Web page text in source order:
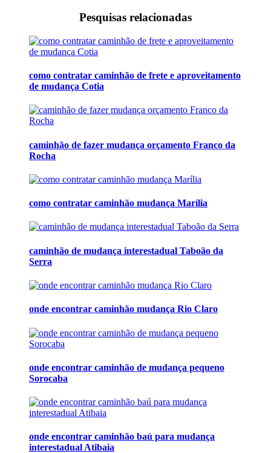
Pesquisas relacionadas
como contratar caminhão de frete e aproveitamento
de mudança Cotia
caminhão de fazer mudança orçamento Franco da
Rocha
como contratar caminhão mudança Marília
caminhão de mudança interestadual Taboão da
Serra
onde encontrar caminhão mudança Rio Claro
onde encontrar caminhão de mudança pequeno
Sorocaba
onde encontrar caminhão baú para mudança
interestadual Atibaia